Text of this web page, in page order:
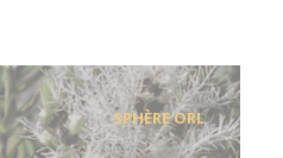
SPHÈRE ORL